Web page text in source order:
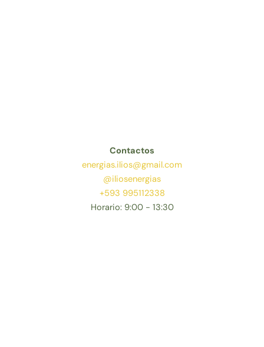
Contactos
energias.ilios@gmail.com
@iliosenergias
+593 995112338
Horario: 9:00 - 13:30